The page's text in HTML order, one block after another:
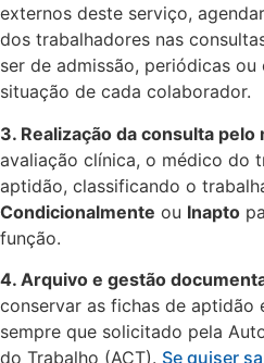
externos deste serviço,
dos trabalhadores nas
ser de admissão, periódicas
situação de cada colaborador.
3. Realização da consulta
avaliação clínica, o médico do
aptidão, classificando o
Condicionalmente ou Inapto
função.
4. Arquivo e gestão
conservar as fichas de aptidão
sempre que solicitado pela
do Trabalho (ACT). Se quiser